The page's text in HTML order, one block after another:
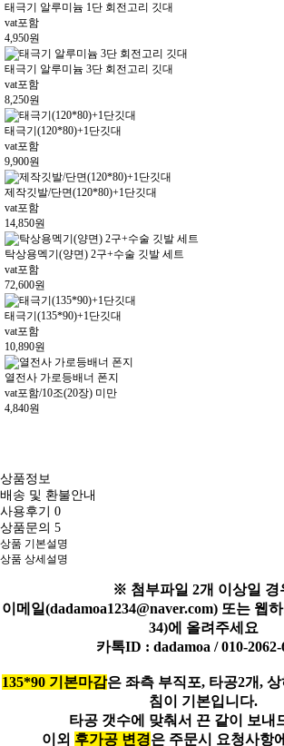
태극기 알루미늄 1단 회전고리 깃대
vat포함
4,950원
태극기 알루미늄 3단 회전고리 깃대
vat포함
8,250원
태극기(120*80)+1단깃대
vat포함
9,900원
제작깃발/단면(120*80)+1단깃대
vat포함
14,850원
탁상용멕기(양면) 2구+수술 깃발 세트
vat포함
72,600원
태극기(135*90)+1단깃대
vat포함
10,890원
열전사 가로등배너 폰지
vat포함/10조(20장) 미만
4,840원
상품정보
배송 및 환불안내
사용후기 0
상품문의 5
상품 기본설명
상품 상세설명
※ 첨부파일 2개 이상일 경
이메일(dadamoa1234@naver.com) 또는 웹
34)에 올려주세요
카톡ID : dadamoa / 010-2062-
135*90 기본마감은 좌측 부직포, 타공2개,
침이 기본입니다.
타공 갯수에 맞춰서 끈 같이 보내
이외 후가공 변경은 주문시 요청사항